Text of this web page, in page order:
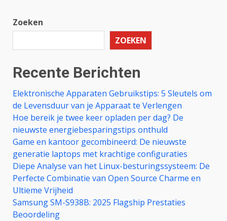
Zoeken
ZOEKEN
Recente Berichten
Elektronische Apparaten Gebruikstips: 5 Sleutels om
de Levensduur van je Apparaat te Verlengen
Hoe bereik je twee keer opladen per dag? De
nieuwste energiebesparingstips onthuld
Game en kantoor gecombineerd: De nieuwste
generatie laptops met krachtige configuraties
Diepe Analyse van het Linux-besturingssysteem: De
Perfecte Combinatie van Open Source Charme en
Ultieme Vrijheid
Samsung SM-S938B: 2025 Flagship Prestaties
Beoordeling